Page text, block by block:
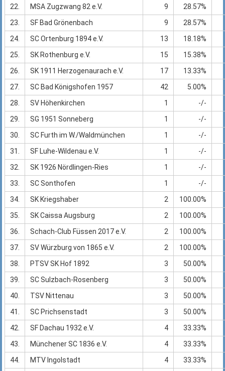
22. MSA Zugzwang 82 e.V. 9
28.57%
23.
SF Bad Grönenbach 9
28.57%
24.
SC Ortenburg 1894 e.V. 13
18.18%
25.
SK Rothenburg e.V. 15
15.38%
26.
SK 1911 Herzogenaurach e.V. 17
13.33%
27.
SC Bad Königshofen 1957 42
5.00%
28.
SV Höhenkirchen 1
-/-
29.
SG 1951 Sonneberg 1
-/-
30.
SC Furth im W./Waldmünchen 1
-/-
31.
SF Luhe-Wildenau e.V. 1
-/-
32.
SK 1926 Nördlingen-Ries 1
-/-
33.
SC Sonthofen 1
-/-
34.
SK Kriegshaber 2
100.00%
35.
SK Caissa Augsburg 2
100.00%
36.
Schach-Club Füssen 2017 e.V. 2
100.00%
37.
SV Würzburg von 1865 e.V. 2
100.00%
38.
PTSV SK Hof 1892 3
50.00%
39.
SC Sulzbach-Rosenberg 3
50.00%
40.
TSV Nittenau 3
50.00%
41.
SC Prichsenstadt 3
50.00%
42.
SF Dachau 1932 e.V. 4
33.33%
43.
Münchener SC 1836 e.V. 4
33.33%
44.
MTV Ingolstadt 4
33.33%